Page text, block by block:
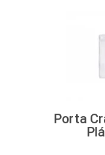
Porta